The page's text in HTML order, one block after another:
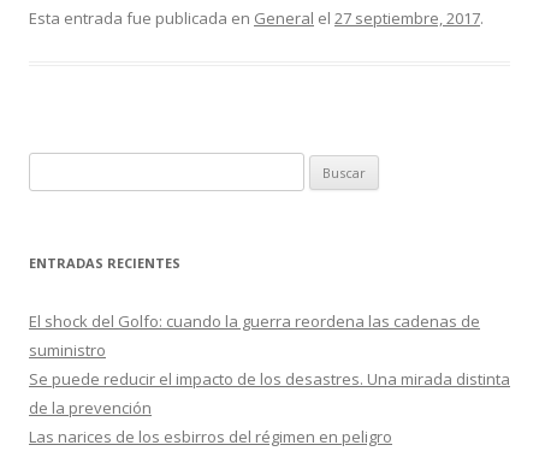
e
o
k
itt m
ti
r
Esta entrada fue publicada en General el 27 septiembre, 2017.
u
c
r
ENTRADAS RECIENTES
El shock del Golfo: cuando la guerra reordena las cadenas de
suministro
Se puede reducir el impacto de los desastres. Una mirada distinta
de la prevención
Las narices de los esbirros del régimen en peligro